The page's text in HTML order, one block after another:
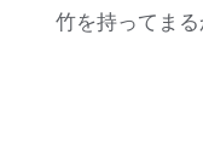
竹を持ってま